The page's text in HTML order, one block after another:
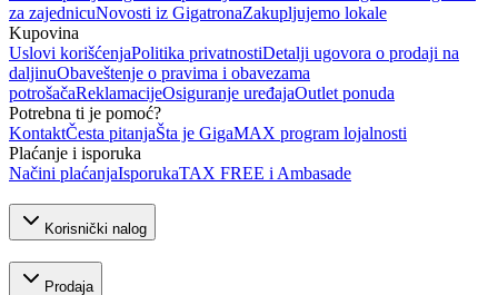
za zajednicuNovosti iz GigatronaZakupljujemo lokale
Kupovina
Uslovi korišćenjaPolitika privatnostiDetalji ugovora o prodaji na
daljinuObaveštenje o pravima i obavezama
potrošačaReklamacijeOsiguranje uređajaOutlet ponuda
Potrebna ti je pomoć?
KontaktČesta pitanjaŠta je GigaMAX program lojalnosti
Plaćanje i isporuka
Načini plaćanjaIsporukaTAX FREE i Ambasade
Korisnički nalog
Prodaja